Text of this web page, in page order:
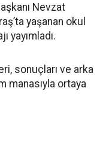
Nevzat
yaşanan okul
yayımladı.
sonuçları ve arka
manasıyla ortaya